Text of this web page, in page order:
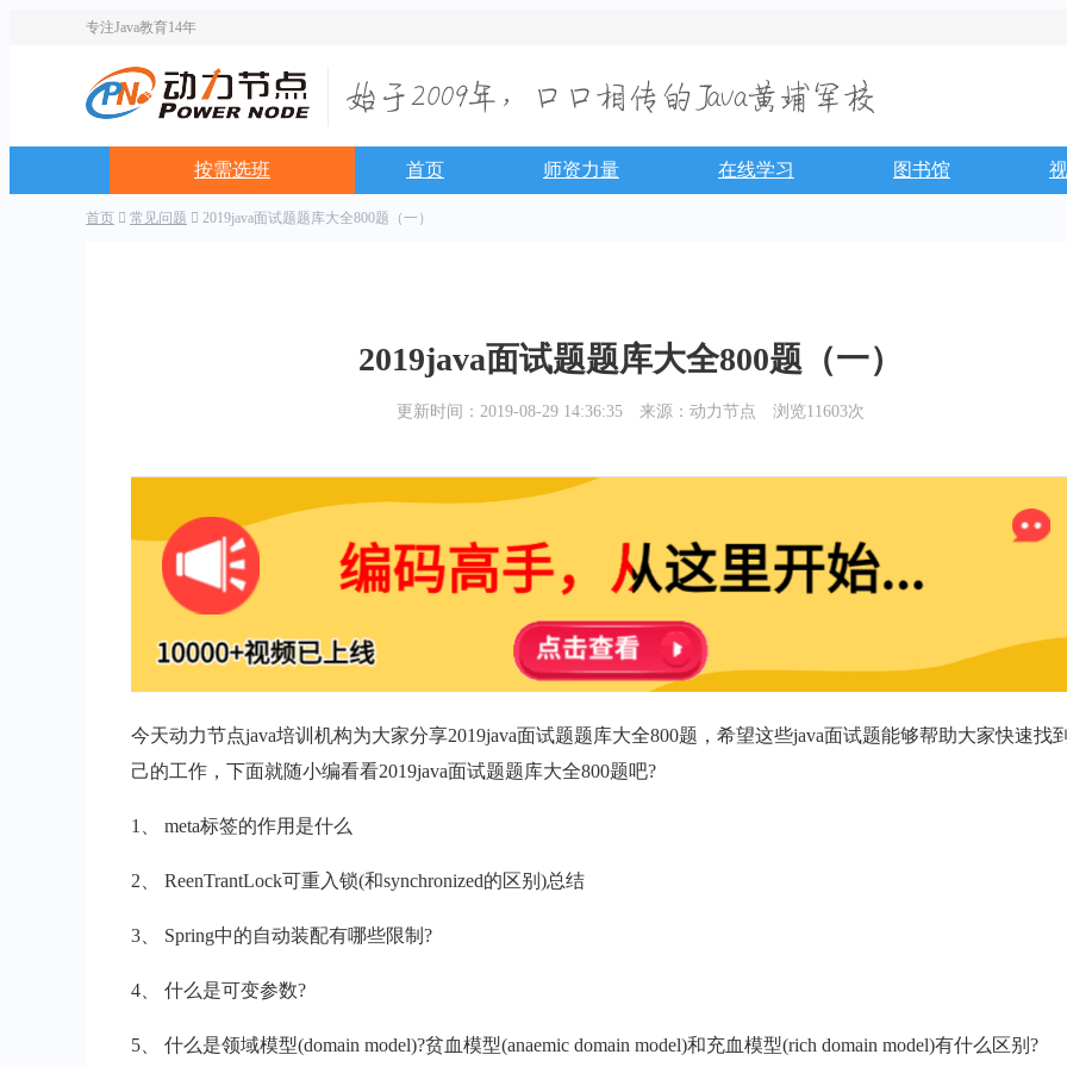
专注Java教育14年
按需选班 首页 师资力量 在线学习 图书馆
首页 常见问题 2019java面试题题库大全800题（一）
2019java面试题题库大全800题（一）
更新时间：2019-08-29 14:36:35 来源：动力节点 浏览11603次
今天动力节点java培训机构为大家分享2019java面试题题库大全800题，希望这些java面试题能够帮助大家快速找
己的工作，下面就随小编看看2019java面试题题库大全800题吧?
1、 meta标签的作用是什么
2、 ReenTrantLock可重入锁(和synchronized的区别)总结
3、 Spring中的自动装配有哪些限制?
4、 什么是可变参数?
5、 什么是领域模型(domain model)?贫血模型(anaemic domain model)和充血模型(rich domain model)有什么区别?